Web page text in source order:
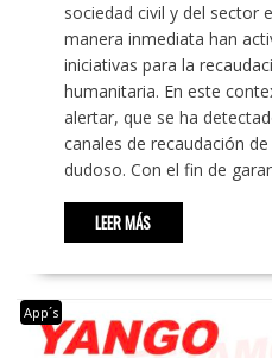
sociedad civil y del sector
manera inmediata han
iniciativas para la
humanitaria. En este
alertar, que se ha
canales de recaudación
dudoso. Con el fin de
LEER MÁS
App´s